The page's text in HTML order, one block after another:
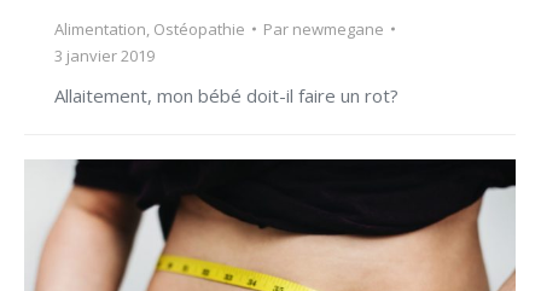
Alimentation, Ostéopathie Par newmegane
3 janvier 2019
Allaitement, mon bébé doit-il faire un rot?